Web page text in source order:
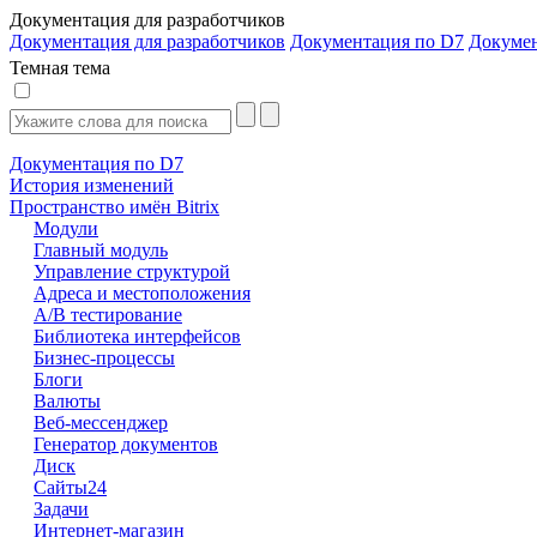
Документация для разработчиков
Документация для разработчиков Документация по D7
Темная тема
Документация по D7
История изменений
Пространство имён Bitrix
Модули
Главный модуль
Управление структурой
Адреса и местоположения
А/В тестирование
Библиотека интерфейсов
Бизнес-процессы
Блоги
Валюты
Веб-мессенджер
Генератор документов
Диск
Сайты24
Задачи
Интернет-магазин